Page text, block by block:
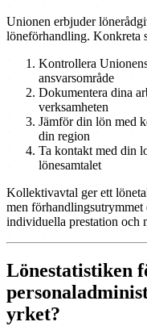
Unionen erbjuder
löneförhandling. Konkreta
Kontrollera
ansvarsområde
Dokumentera dina
verksamheten
Jämför din lön med
din region
Ta kontakt med din
lönesamtalet
Kollektivavtal ger ett
men
individuella prestation och
Lönestatistiken
yrket?